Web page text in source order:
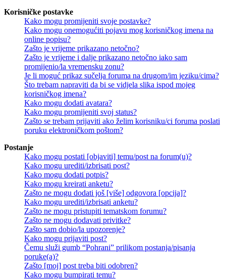
Korisničke postavke
Kako mogu promijeniti svoje postavke?
Kako mogu onemogućiti pojavu mog korisničkog imena na
online popisu?
Zašto je vrijeme prikazano netočno?
Zašto je vrijeme i dalje prikazano netočno iako sam
promijenio/la vremensku zonu?
Je li moguć prikaz sučelja foruma na drugom/im jeziku/cima?
Što trebam napraviti da bi se vidjela slika ispod mojeg
korisničkog imena?
Kako mogu dodati avatara?
Kako mogu promijeniti svoj status?
Zašto se trebam prijaviti ako želim korisniku/ci foruma poslati
poruku elektroničkom poštom?
Postanje
Kako mogu postati [objaviti] temu/post na forum(u)?
Kako mogu urediti/izbrisati post?
Kako mogu dodati potpis?
Kako mogu kreirati anketu?
Zašto ne mogu dodati još [više] odgovora [opcija]?
Kako mogu urediti/izbrisati anketu?
Zašto ne mogu pristupiti tematskom forumu?
Zašto ne mogu dodavati privitke?
Zašto sam dobio/la upozorenje?
Kako mogu prijaviti post?
Čemu služi gumb “Pohrani” prilikom postanja/pisanja
poruke(a)?
Zašto [moj] post treba biti odobren?
Kako mogu bumpirati temu?